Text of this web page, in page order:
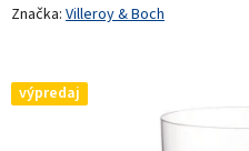
produktu
z 5
hviezdičiek.
Značka: Villeroy & Boch
výpredaj